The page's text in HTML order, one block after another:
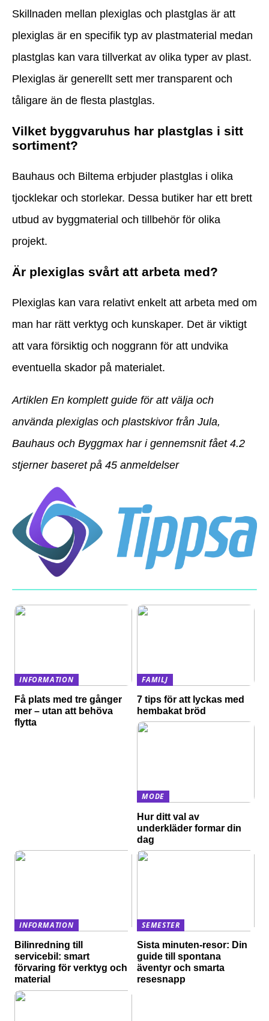
Skillnaden mellan plexiglas och plastglas är att
plexiglas är en specifik typ av plastmaterial medan
plastglas kan vara tillverkat av olika typer av plast.
Plexiglas är generellt sett mer transparent och
tåligare än de flesta plastglas.
Vilket byggvaruhus har plastglas i sitt
sortiment?
Bauhaus och Biltema erbjuder plastglas i olika
tjocklekar och storlekar. Dessa butiker har ett brett
utbud av byggmaterial och tillbehör för olika
projekt.
Är plexiglas svårt att arbeta med?
Plexiglas kan vara relativt enkelt att arbeta med om
man har rätt verktyg och kunskaper. Det är viktigt
att vara försiktig och noggrann för att undvika
eventuella skador på materialet.
Artiklen En komplett guide för att välja och
använda plexiglas och plastskivor från Jula,
Bauhaus och Byggmax har i gennemsnit fået 4.2
stjerner baseret på 45 anmeldelser
INFORMATION
Få plats med tre gånger
mer – utan att behöva
flytta
FAMILJ
7 tips för att lyckas med
hembakat bröd
MODE
Hur ditt val av
underkläder formar din
dag
INFORMATION
Bilinredning till
servicebil: smart
förvaring för verktyg och
material
SEMESTER
Sista minuten-resor: Din
guide till spontana
äventyr och smarta
resesnapp